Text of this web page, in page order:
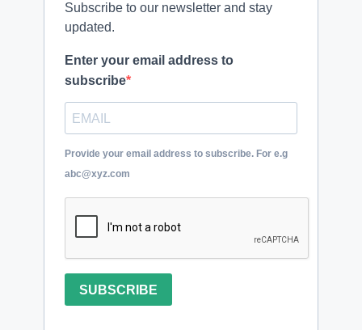
Subscribe to our newsletter and stay
updated.
Enter your email address to
subscribe
Provide your email address to subscribe. For e.g
abc@xyz.com
SUBSCRIBE